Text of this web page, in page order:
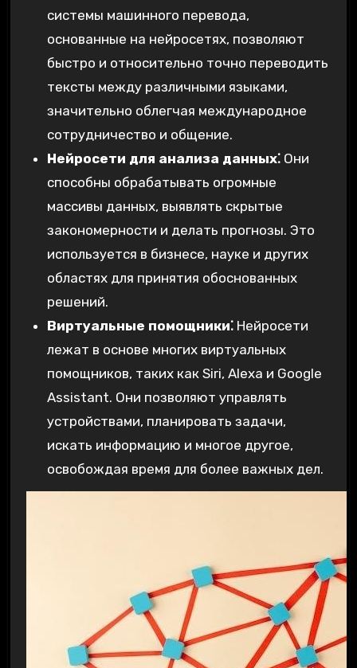
системы машинного перевода,
основанные на нейросетях, позволяют
быстро и относительно точно переводить
тексты между различными языками,
значительно облегчая международное
сотрудничество и общение.
Нейросети для анализа данных⁚Они
способны обрабатывать огромные
массивы данных, выявлять скрытые
закономерности и делать прогнозы. Это
используется в бизнесе, науке и других
областях для принятия обоснованных
решений.
Виртуальные помощники⁚Нейросети
лежат в основе многих виртуальных
помощников, таких как Siri, Alexa и Google
Assistant. Они позволяют управлять
устройствами, планировать задачи,
искать информацию и многое другое,
освобождая время для более важных дел.